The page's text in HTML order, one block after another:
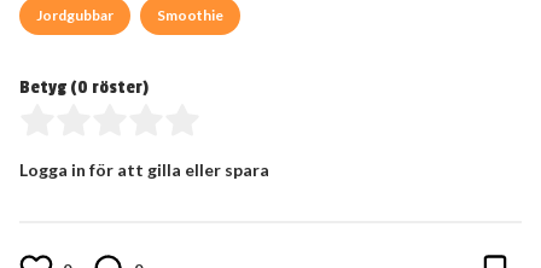
Jordgubbar Smoothie
Betyg (0 röster)
Logga in för att gilla eller spara